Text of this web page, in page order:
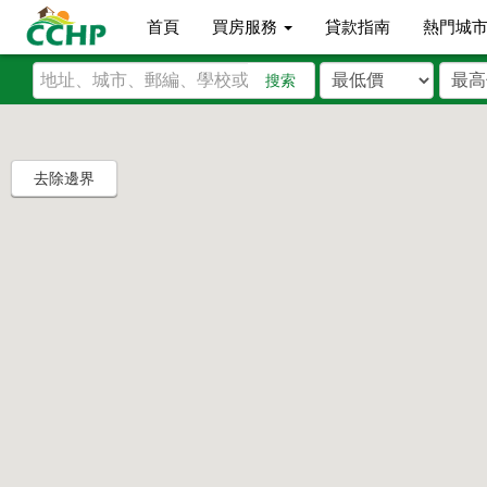
首頁 買房服務 貸款指南 熱門城
搜索
去除邊界